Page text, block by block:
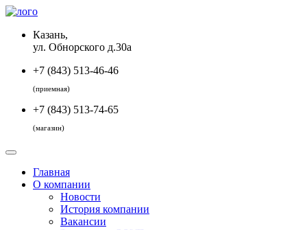
Казань,
ул. Обнорского д.30а
+7 (843) 513-46-46
(приемная)
+7 (843) 513-74-65
(магазин)
Главная
О компании
Новости
История компании
Вакансии